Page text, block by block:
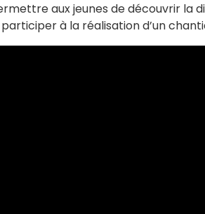
aux jeunes de découvrir
à la réalisation d’un